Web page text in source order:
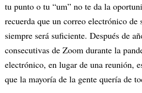
tu punto o tu “um” no te da la
recuerda que un correo electrónico de
siempre será suficiente. Después de
consecutivas de Zoom durante la
electrónico, en lugar de una reunión,
que la mayoría de la gente quería de